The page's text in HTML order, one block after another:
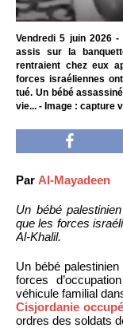
Vendredi 5 juin 2026
assis sur la
rentraient chez eux
forces israéliennes
tué. Un bébé
vie... - Image : capture
Par Al-Mayadeen
Un bébé
que les forces
Al-Khalil.
Un bébé
forces
véhicule familial
Cisjordanie
ordres des soldats